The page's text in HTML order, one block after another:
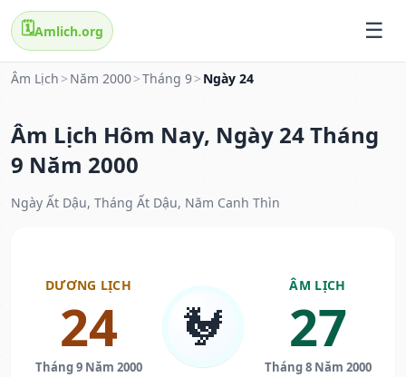
🗓️Amlich.org
Âm Lịch > Năm 2000>Tháng 9> Ngày 24
Âm Lịch Hôm Nay, Ngày 24 Tháng
9 Năm 2000
Ngày Ất Dậu, Tháng Ất Dậu, Năm Canh Thìn
DƯƠNG LỊCH
24
Tháng 9 Năm 2000
🐓
ÂM LỊCH
27
Tháng 8 Năm 2000